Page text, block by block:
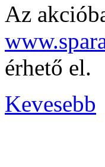
Az
érhető el.
Kevesebb